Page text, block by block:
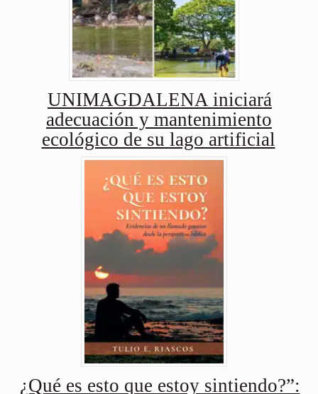
UNIMAGDALENA iniciará
adecuación y mantenimiento
ecológico de su lago artificial
¿Qué es esto que estoy sintiendo?”: